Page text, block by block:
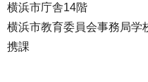
横浜市庁舎14階
横浜市教育委員会事務局学
携課